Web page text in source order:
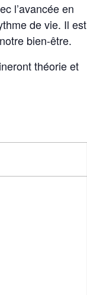
l’avancée en
de vie. Il est
bien-être.
théorie et